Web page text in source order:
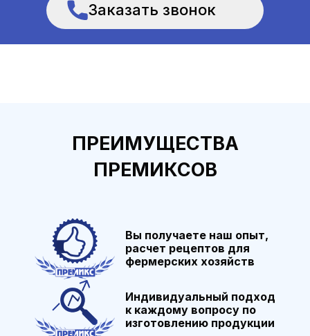
Заказать звонок
ПРЕИМУЩЕСТВА
ПРЕМИКСОВ
Вы получаете наш опыт,
расчет рецептов для
фермерских хозяйств
Индивидуальный подход
к каждому вопросу по
изготовлению продукции